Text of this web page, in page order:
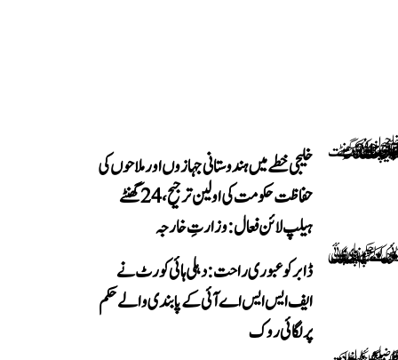
خلیجی خطے میں ہندوستانی جہازوں اور ملاحوں کی
حفاظت حکومت کی اولین ترجیح، 24 گھنٹے
ہیلپ لائن فعال: وزارتِ خارجہ
ڈابر کو عبوری راحت: دہلی ہائی کورٹ نے
ایف ایس ایس اے آئی کے پابندی والے حکم
پر لگائی روک